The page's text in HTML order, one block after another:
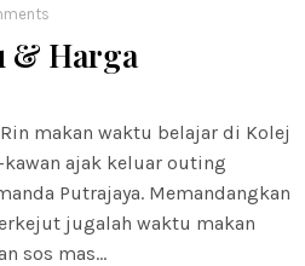
& Harga
makan waktu belajar di Kolej
kawan ajak keluar outing
Putrajaya. Memandangkan
jugalah waktu makan
sos mas…